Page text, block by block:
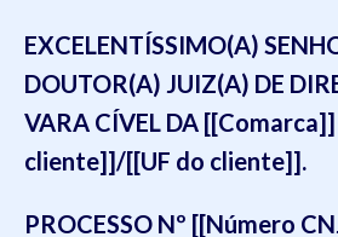
EXCELENTÍSSIMO(A)
DOUTOR(A) JUIZ(A) DE
VARA CÍVEL DA
cliente]]/[[UF do cliente]].
PROCESSO Nº [[Número